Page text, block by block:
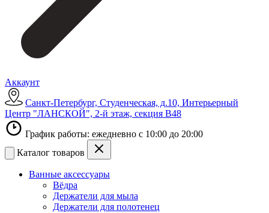
Аккаунт
Санкт-Петербург, Студенческая, д.10, Интерьерный
Центр "ЛАНСКОЙ", 2-й этаж, секция В48
График работы: ежедневно с 10:00 до 20:00
Каталог товаров
Ванные аксессуары
Вёдра
Держатели для мыла
Держатели для полотенец